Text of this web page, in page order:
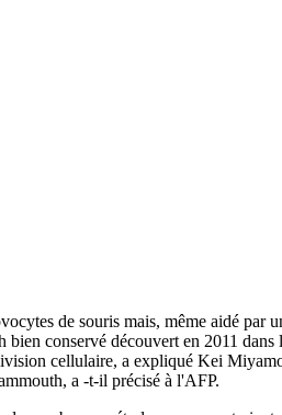
de souris mais, même aidé par
conservé découvert en 2011
cellulaire, a expliqué Kei
a -t-il précisé à l'AFP.